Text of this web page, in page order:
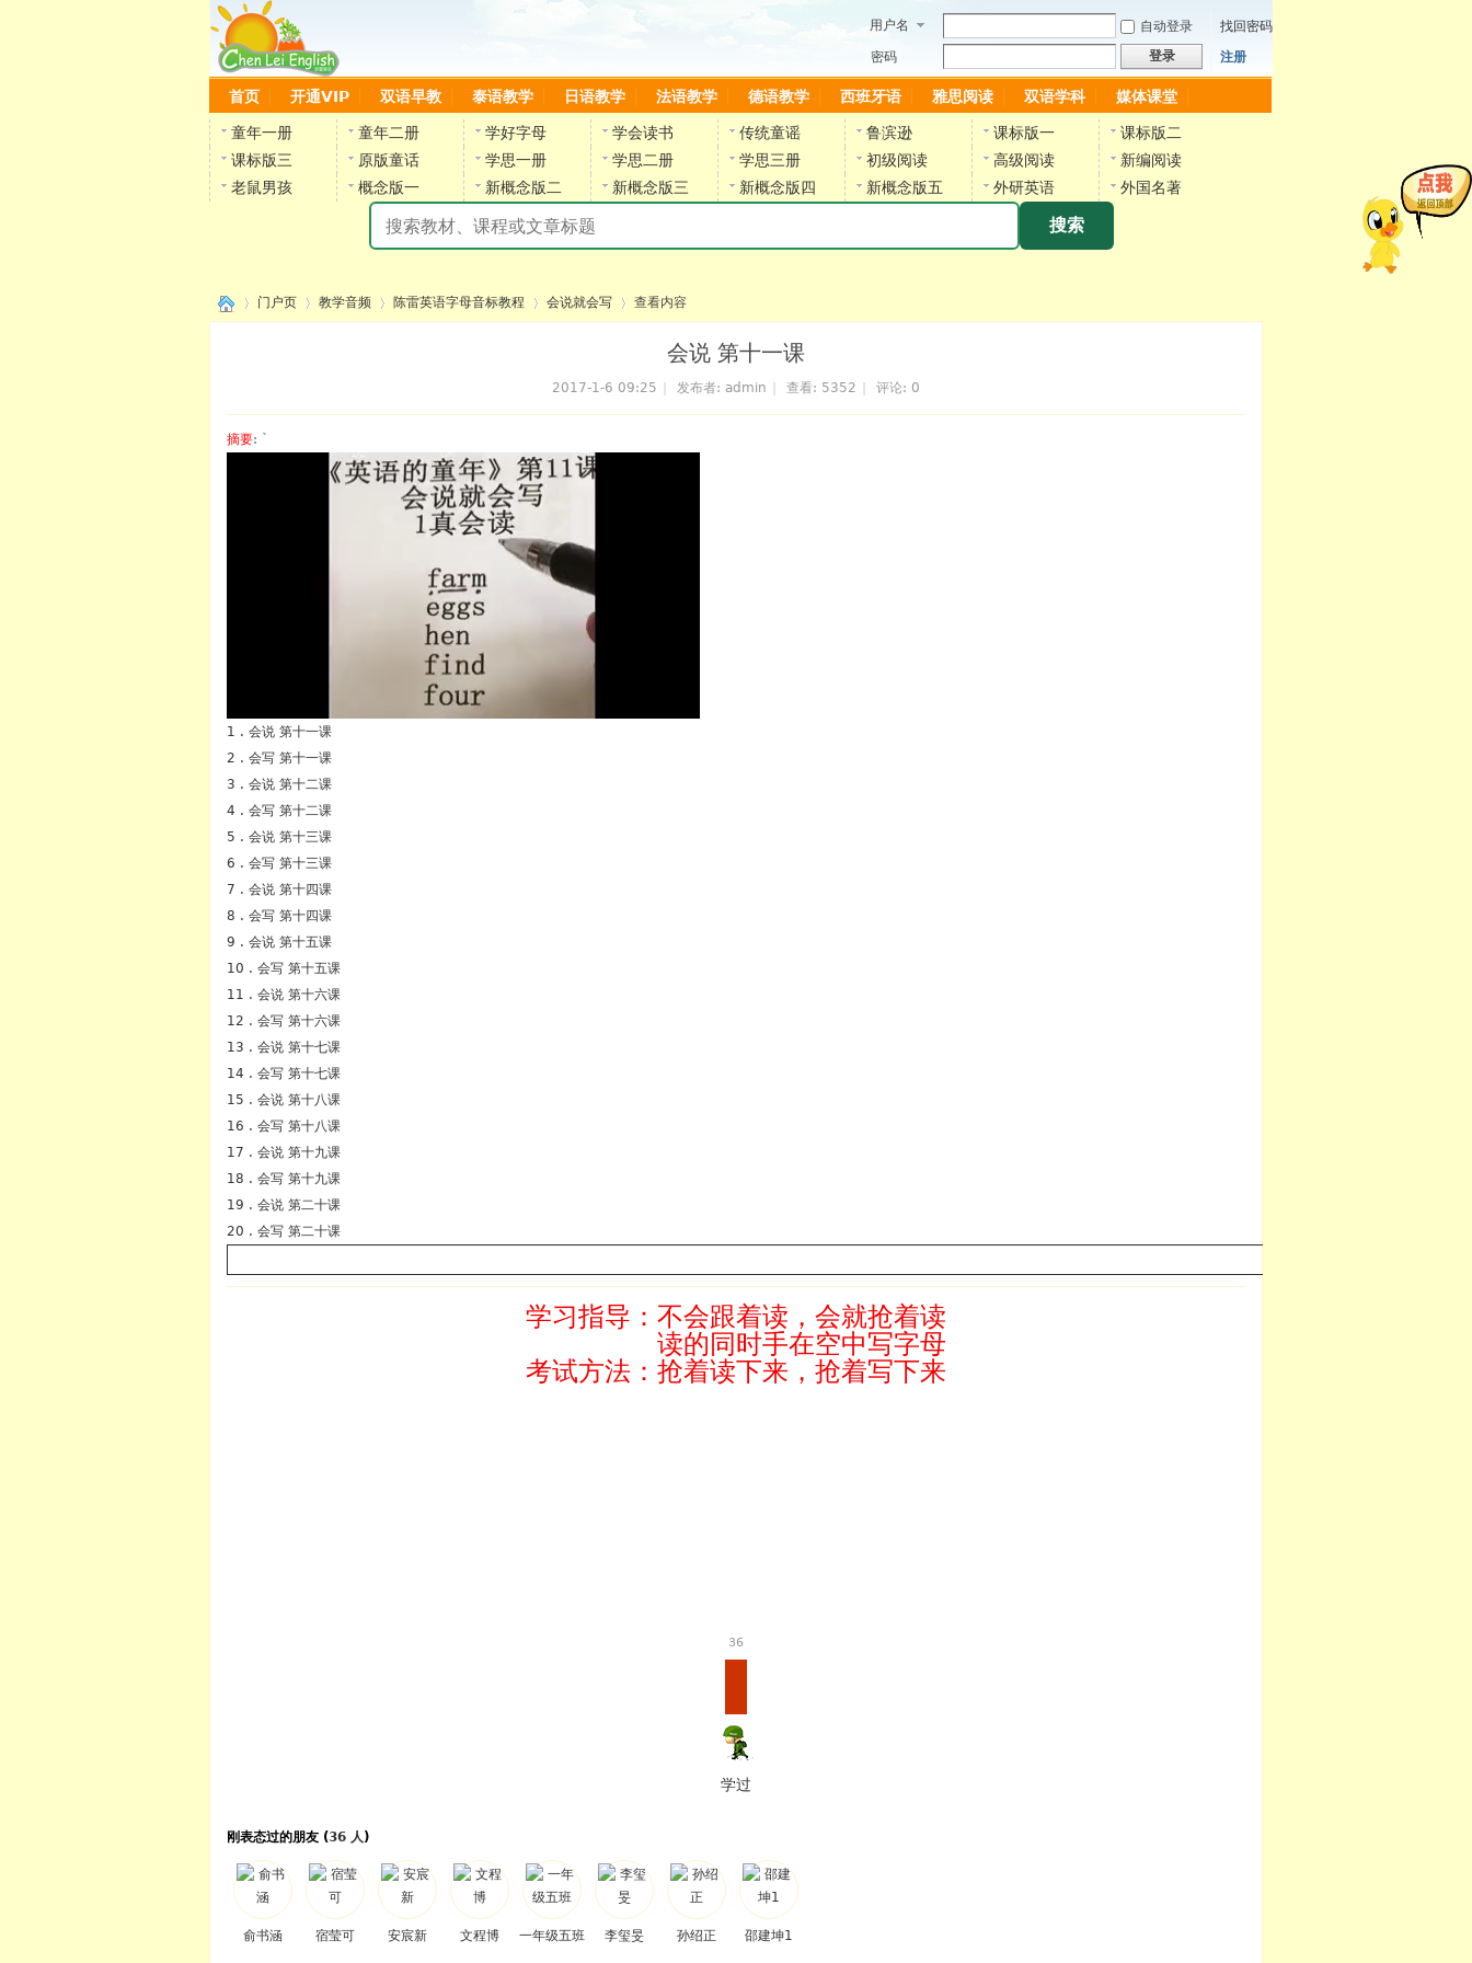
用户名 自动登录
找回密码
密码
登录 注册
首页 开通VIP 双语早教 泰语教学 日语教学 法语教学 德语教学 西班牙语 雅思阅读 双语学科 媒体课堂
童年一册 童年二册 学好字母 学会读书 传统童谣 鲁滨逊 课标版一
课标版二
课标版三
原版童话 学思一册 学思二册 学思三册 初级阅读 高级阅读
新编阅读
老鼠男孩
概念版一 新概念版二 新概念版三 新概念版四 新概念版五 外研英语 外国名著
搜索
陈雷英语副网站
陈雷
英语
门户页 教学音频 陈雷英语字母音标教程 会说就会写 查看内容
会说 第十一课
2017-1-6 09:25 发布者: admin 查看: 5352 评论: 0
摘要: `
1 . 会说 第十一课
2 . 会写 第十一课
3 . 会说 第十二课
4 . 会写 第十二课
5 . 会说 第十三课
6 . 会写 第十三课
7 . 会说 第十四课
8 . 会写 第十四课
9 . 会说 第十五课
10 . 会写 第十五课
11 . 会说 第十六课
12 . 会写 第十六课
13 . 会说 第十七课
14 . 会写 第十七课
15 . 会说 第十八课
16 . 会写 第十八课
17 . 会说 第十九课
18 . 会写 第十九课
19 . 会说 第二十课
20 . 会写 第二十课
学习指导： 不会跟着读，会就抢着读
读的同时手在空中写字母
考试方法：抢着读下来，抢着写下来
36
学过
刚表态过的朋友 (36 人)
俞书涵 宿莹可 安宸新 文程博 一年级五班 李玺旻 孙绍正 邵建坤1